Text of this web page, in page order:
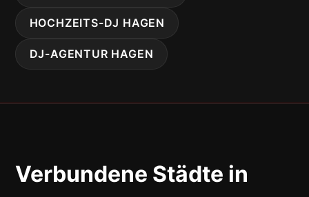
HOCHZEITS-DJ HAGEN
DJ-AGENTUR HAGEN
Verbundene Städte in